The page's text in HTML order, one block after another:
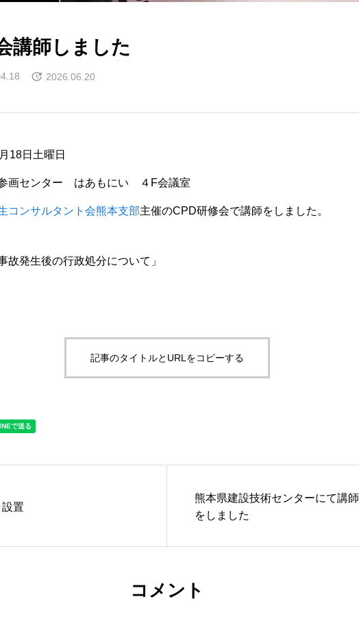
講師しました
2026.06.20
18日土曜日
画センター はあもにい ４F会議室
コンサルタント会熊本支部主催のCPD研修会で講師をしました。
故発生後の行政処分について」
記事のタイトルとURLをコピーする
設置
熊本県建設技術センターにて講師
をしました
コメント